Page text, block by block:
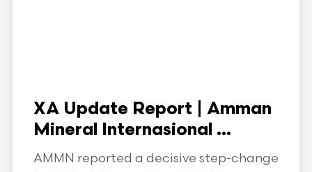
XA Update Report | Amman
Mineral Internasional ...
AMMN reported a decisive step-change